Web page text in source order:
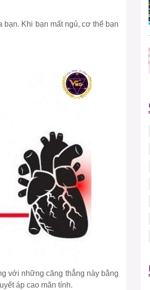
bạn. Khi bạn mất ngủ, cơ thể bạn
với những căng thẳng này bằng
áp cao mãn tính.